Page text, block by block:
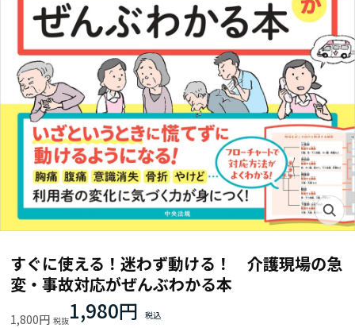
すぐに使える！迷わず動ける！ 介護現場の急
変・事故対応がぜんぶわかる本
1,800円 1,980円